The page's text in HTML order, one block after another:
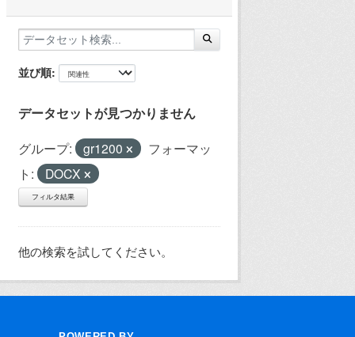
並び順
データセットが見つかりません
グループ: gr1200
フォーマッ
ト:
DOCX
フィルタ結果
他の検索を試してください。